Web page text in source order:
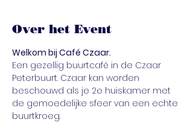
Over het Event
Welkom bij Café Czaar.
Een gezellig buurtcafé in de Czaar
Peterbuurt. Czaar kan worden
beschouwd als je 2e huiskamer met
de gemoedelijke sfeer van een echte
buurtkroeg.